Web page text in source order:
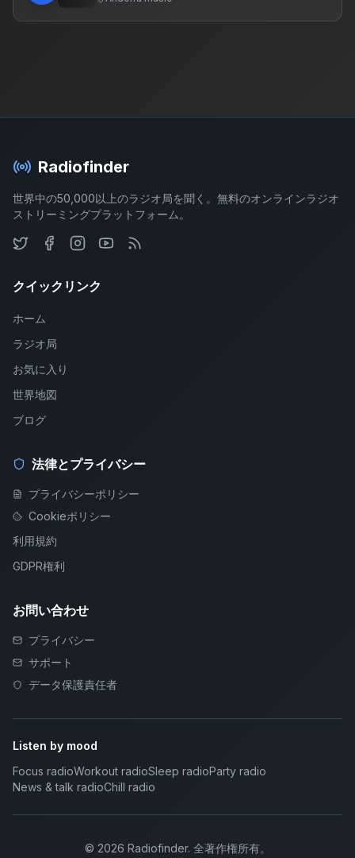
Radiofinder
世界中の50,000以上のラジオ局を聞く。無料のオンラインラジオ
ストリーミングプラットフォーム。
クイックリンク
ホーム
ラジオ局
お気に入り
世界地図
ブログ
法律とプライバシー
プライバシーポリシー
Cookieポリシー
利用規約
GDPR権利
お問い合わせ
プライバシー
サポート
データ保護責任者
Listen by mood
Focus radioWorkout radioSleep radioParty radio
News & talk radioChill radio
© 2026 Radiofinder. 全著作権所有。